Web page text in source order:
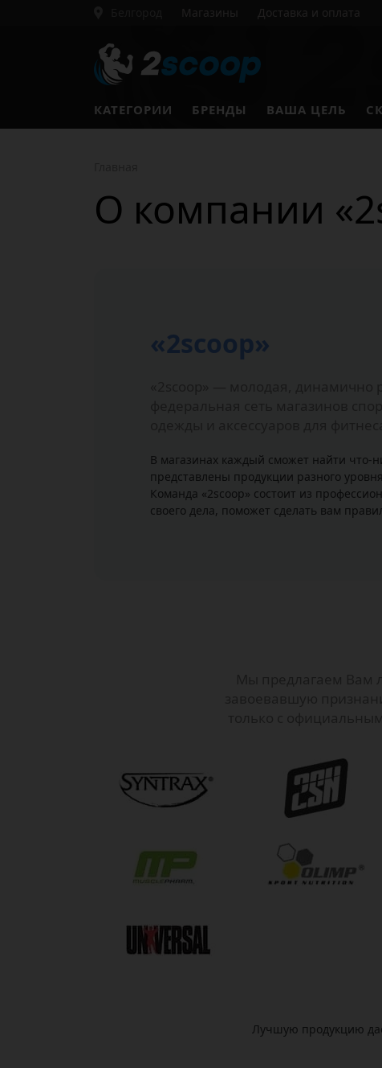
Магазины Доставка и оплата
КАТЕГОРИИ БРЕНДЫ ВАША ЦЕЛЬ
О компании
«2scoop»
В магазинах каждый сможет найти что-
представлены продукции разного
Команда «2scoop» состоит из
своего дела, поможет сделать вам
Лучшую продукцию